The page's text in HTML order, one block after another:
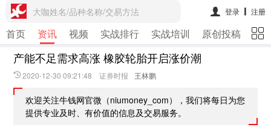
大咖姓名/品种名称/交易方法 登录 注册
首页 资讯 视频 实战排行 实战培训 原创投稿 期
产能不足需求高涨 橡胶轮胎开启涨价潮
2020-12-30 09:21:48 证券时报 王林鹏
欢迎关注牛钱网官微（niumoney_com），我们将每日为您
提供专业及时、有价值的信息及交易服务。